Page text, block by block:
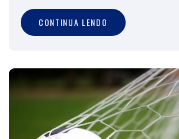
CONTINUA LENDO